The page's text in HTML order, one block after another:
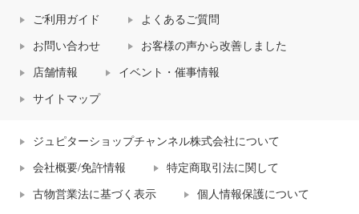
ご利用ガイド よくあるご質問
お問い合わせ お客様の声から改善しました
店舗情報 イベント・催事情報
サイトマップ
ジュピターショップチャンネル株式会社について
会社概要/免許情報 特定商取引法に関して
古物営業法に基づく表示 個人情報保護について